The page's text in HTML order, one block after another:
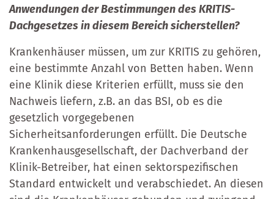
Anwendungen der Bestimmungen des KRITIS-
Dachgesetzes in diesem Bereich sicherstellen?
Krankenhäuser müssen, um zur KRITIS zu gehören,
eine bestimmte Anzahl von Betten haben. Wenn
eine Klinik diese Kriterien erfüllt, muss sie den
Nachweis liefern, z.B. an das BSI, ob es die
gesetzlich vorgegebenen
Sicherheitsanforderungen erfüllt. Die Deutsche
Krankenhausgesellschaft, der Dachverband der
Klinik-Betreiber, hat einen sektorspezifischen
Standard entwickelt und verabschiedet. An diesen